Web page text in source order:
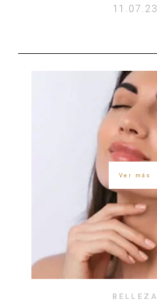
11.07.23
Ver más
BELLEZA